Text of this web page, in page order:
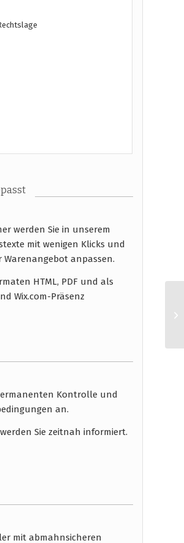
werden Sie in unserem
mit wenigen Klicks und
anpassen.
HTML, PDF und als
Wix.com-Präsenz
Kontrolle und
an.
Sie zeitnah informiert.
mit abmahnsicheren